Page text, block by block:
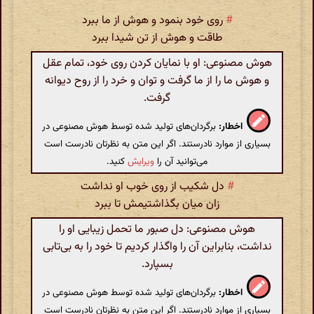
# روی خود بنمود و هوش از ما ببرد
طاقت و هوش از تن شیدا ببرد
هوش مصنوعی: او با نمایان کردن روی خود، تمام عقل
و هوش ما را از ما گرفت و توان و خرد را از روح دیوانه
گرفت.
اخطار: برگردان‌های تولید شده توسط هوش مصنوعی در
بسیاری از موارد نادرستند. اگر این متن به نظرتان نادرست است
می‌توانید آن را ویرایشکنید.
# دل شکیب از روی خوب او نداشت
زان میان بگذاشتیمش تا ببرد
هوش مصنوعی: دل صبور ما تحمل زیبایی او را
نداشت، بنابراین آن را واگذار کردیم تا خود را به بی‌تابی
بسپارد.
اخطار: برگردان‌های تولید شده توسط هوش مصنوعی در
بسیاری از موارد نادرستند. اگر این متن به نظرتان نادرست است